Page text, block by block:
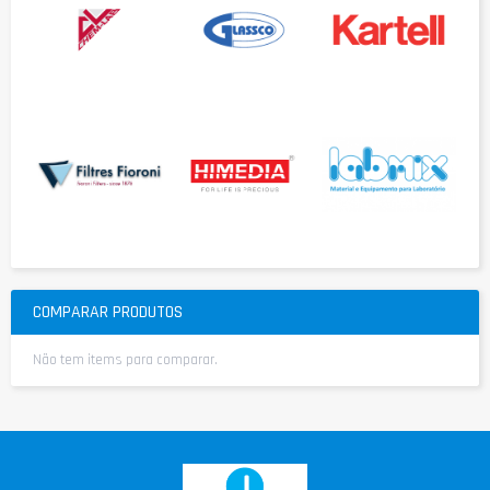
COMPARAR PRODUTOS
Não tem items para comparar.